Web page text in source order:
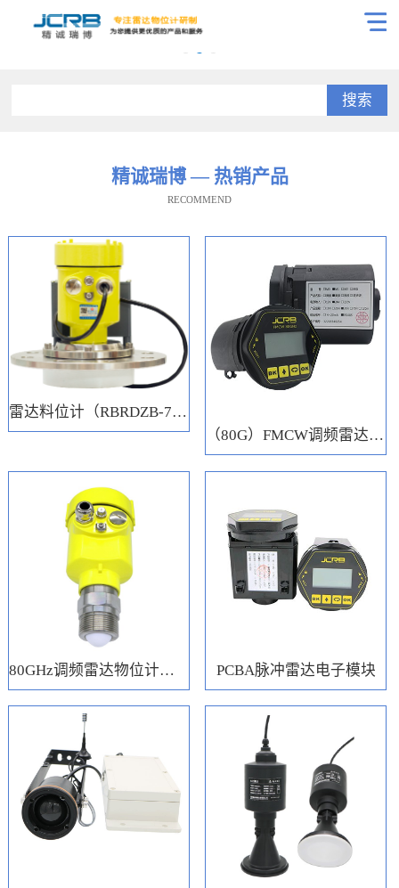
搜索
精诚瑞博 — 热销产品
RECOMMEND
雷达料位计（RBRDZB-71-6-C）
（80G）FMCW调频雷达电子模块
80GHz调频雷达物位计（RBRD71） PCBA脉冲雷达电子模块